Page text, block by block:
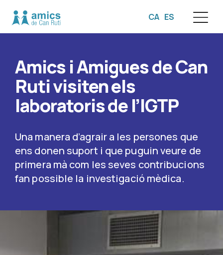
CA ES
Amics i Amigues de Can
Ruti visiten els
laboratoris de l’IGTP
Una manera d’agrair a les persones que
ens donen suport i que puguin veure de
primera mà com les seves contribucions
fan possible la investigació mèdica.